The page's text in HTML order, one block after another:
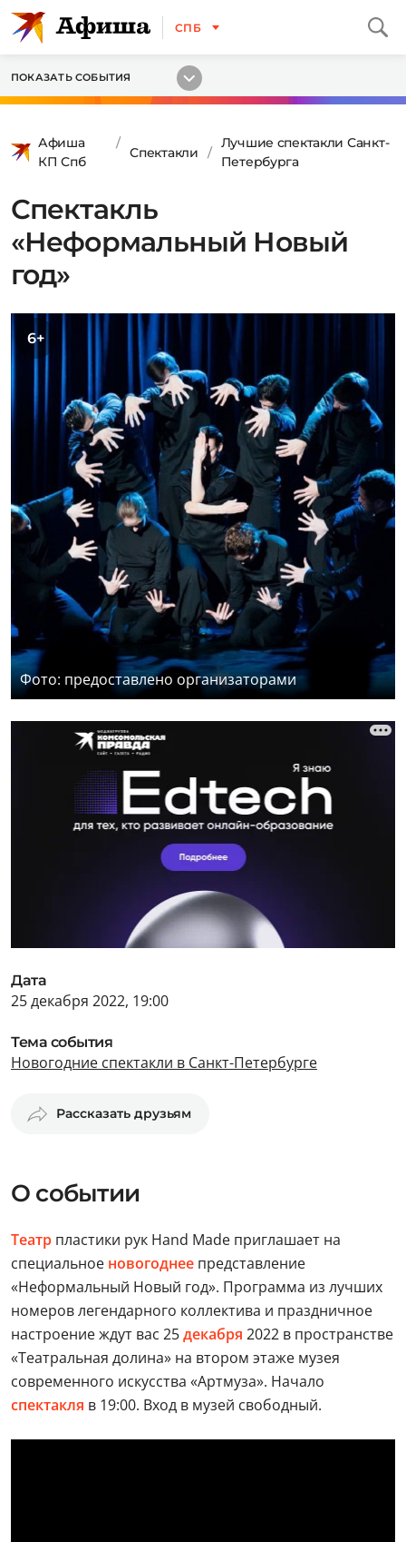
СПБ
ПОКАЗАТЬ СОБЫТИЯ
Афиша
КП Спб
Спектакли
Лучшие спектакли Санкт-
Петербурга
Спектакль
«Неформальный Новый
год»
6+
Фото: предоставлено организаторами
Дата
25 декабря 2022, 19:00
Тема события
Новогодние спектакли в Санкт-Петербурге
Рассказать друзьям
О событии
Театр пластики рук Hand Made приглашает на
специальное новогоднее представление
«Неформальный Новый год». Программа из лучших
номеров легендарного коллектива и праздничное
настроение ждут вас 25декабря 2022 в пространстве
«Театральная долина» на втором этаже музея
современного искусства «Артмуза». Начало
спектакля в 19:00. Вход в музей свободный.